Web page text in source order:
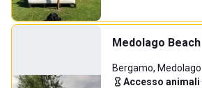
Medolago Beach
Bergamo, Medolago
Accesso animali·